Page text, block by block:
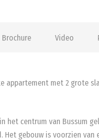
Brochure Video
appartement met 2 grote
het centrum van Bussum
Het gebouw is voorzien